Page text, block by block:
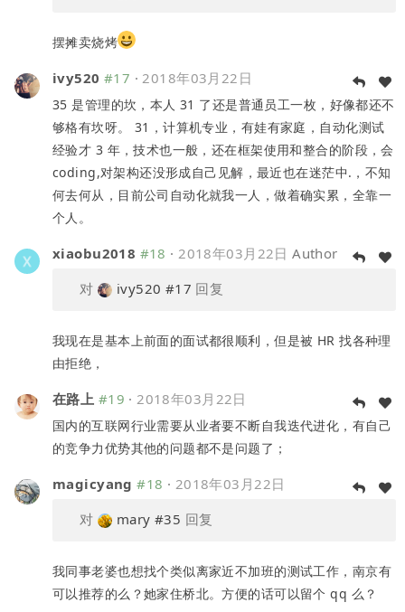
摆摊卖烧烤
ivy520 #17 · 2018年03月22日
35 是管理的坎，本人 31 了还是普通员工一枚，好像都还不
够格有坎呀。 31，计算机专业，有娃有家庭，自动化测试
经验才 3 年，技术也一般，还在框架使用和整合的阶段，会
coding,对架构还没形成自己见解，最近也在迷茫中.，不知
何去何从，目前公司自动化就我一人，做着确实累，全靠一
个人。
xiaobu2018 #18 · 2018年03月22日 Author
对
ivy520 #17 回复
我现在是基本上前面的面试都很顺利，但是被 HR 找各种理
由拒绝，
在路上 #19 · 2018年03月22日
国内的互联网行业需要从业者要不断自我迭代进化，有自己
的竞争力优势其他的问题都不是问题了；
magicyang #18 · 2018年03月22日
对
mary #35 回复
我同事老婆也想找个类似离家近不加班的测试工作，南京有
可以推荐的么？她家住桥北。方便的话可以留个 qq 么？